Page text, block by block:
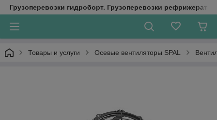
Грузоперевозки гидроборт. Грузоперевозки
Товары и услуги Осевые вентиляторы SPAL